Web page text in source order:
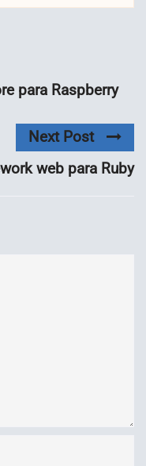
para Raspberry
Next Post
web para Ruby